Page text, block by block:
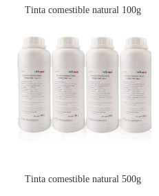
Tinta comestible natural 100g
Tinta comestible natural 500g